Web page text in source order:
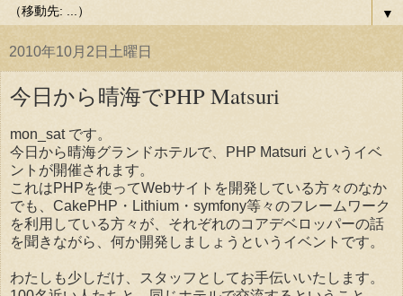
▼
2010年10月2日土曜日
今日から晴海でPHP Matsuri
mon_sat です。
今日から晴海グランドホテルで、PHP Matsuri というイベ
ントが開催されます。
これはPHPを使ってWebサイトを開発している方々のなか
でも、CakePHP・Lithium・symfony等々のフレームワーク
を利用している方々が、それぞれのコアデベロッパーの話
を聞きながら、何か開発しましょうというイベントです。
わたしも少しだけ、スタッフとしてお手伝いいたします。